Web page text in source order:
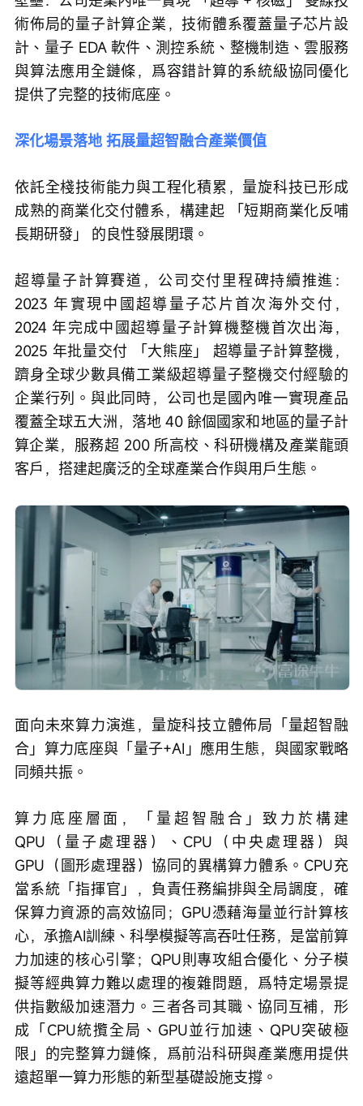
術佈局的量子計算企業，技術體系覆蓋量子芯片設
計、量子 EDA 軟件、測控系統、整機制造、雲服務
與算法應用全鏈條，爲容錯計算的系統級協同優化
提供了完整的技術底座。
深化場景落地 拓展量超智融合產業價值
依託全棧技術能力與工程化積累，量旋科技已形成
成熟的商業化交付體系，構建起 「短期商業化反哺
長期研發」 的良性發展閉環。
超導量子計算賽道，公司交付里程碑持續推進：
2023 年實現中國超導量子芯片首次海外交付，
2024 年完成中國超導量子計算機整機首次出海，
2025 年批量交付 「大熊座」 超導量子計算整機，
躋身全球少數具備工業級超導量子整機交付經驗的
企業行列。與此同時，公司也是國內唯一實現產品
覆蓋全球五大洲，落地 40 餘個國家和地區的量子計
算企業，服務超 200 所高校、科研機構及產業龍頭
客戶，搭建起廣泛的全球產業合作與用戶生態。
面向未來算力演進，量旋科技立體佈局「量超智融
合」算力底座與「量子+AI」應用生態，與國家戰略
同頻共振。
算力底座層面，「量超智融合」致力於構建
QPU（量子處理器）、CPU（中央處理器）與
GPU（圖形處理器）協同的異構算力體系。CPU充
當系統「指揮官」，負責任務編排與全局調度，確
保算力資源的高效協同；GPU憑藉海量並行計算核
心，承擔AI訓練、科學模擬等高吞吐任務，是當前算
力加速的核心引擎；QPU則專攻組合優化、分子模
擬等經典算力難以處理的複雜問題，爲特定場景提
供指數級加速潛力。三者各司其職、協同互補，形
成「CPU統攬全局、GPU並行加速、QPU突破極
限」的完整算力鏈條，爲前沿科研與產業應用提供
遠超單一算力形態的新型基礎設施支撐。